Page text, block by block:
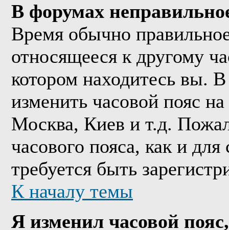
В форумах
Время обычно
относящееся к другому
котором находитесь вы.
изменить часовой пояс
Москва, Киев и т.д.
часового пояса, как и
требуется быть
К началу темы
Я изменил часовой